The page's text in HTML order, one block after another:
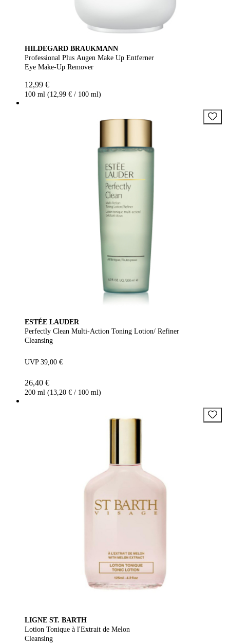
HILDEGARD BRAUKMANN
Professional Plus Augen Make Up Entferner
Eye Make-Up Remover
12,99 €
100 ml (12,99 € / 100 ml)
ESTÉE LAUDER
Perfectly Clean Multi-Action Toning Lotion/ Refiner
Cleansing
UVP 39,00 €
26,40 €
200 ml (13,20 € / 100 ml)
LIGNE ST. BARTH
Lotion Tonique à l'Extrait de Melon
Cleansing